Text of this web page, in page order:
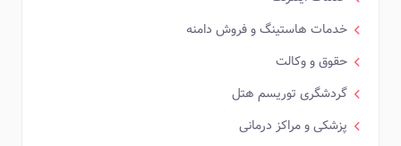
خدمات هاستینگ و فروش دامنه
حقوق و وکالت
گردشگری توریسم هتل
پزشکی و مراکز درمانی